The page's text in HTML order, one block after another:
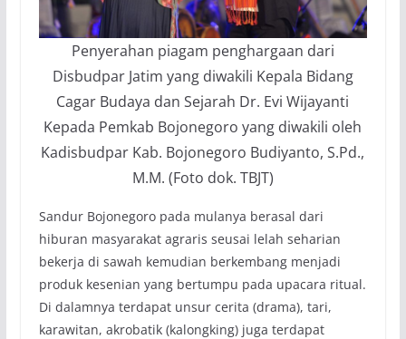
Penyerahan piagam penghargaan dari
Disbudpar Jatim yang diwakili Kepala Bidang
Cagar Budaya dan Sejarah Dr. Evi Wijayanti
Kepada Pemkab Bojonegoro yang diwakili oleh
Kadisbudpar Kab. Bojonegoro Budiyanto, S.Pd.,
M.M. (Foto dok. TBJT)
Sandur Bojonegoro pada mulanya berasal dari
hiburan masyarakat agraris seusai lelah seharian
bekerja di sawah kemudian berkembang menjadi
produk kesenian yang bertumpu pada upacara ritual.
Di dalamnya terdapat unsur cerita (drama), tari,
karawitan, akrobatik (kalongking) juga terdapat